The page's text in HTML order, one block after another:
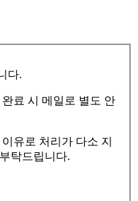
다.
료 시 메일로 별도 안
유로 처리가 다소 지
탁드립니다.